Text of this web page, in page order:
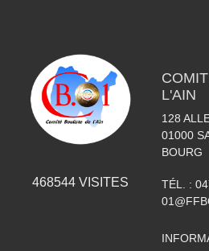
468544 VISITES
L'AIN
128
01000
BOURG
TÉL. :